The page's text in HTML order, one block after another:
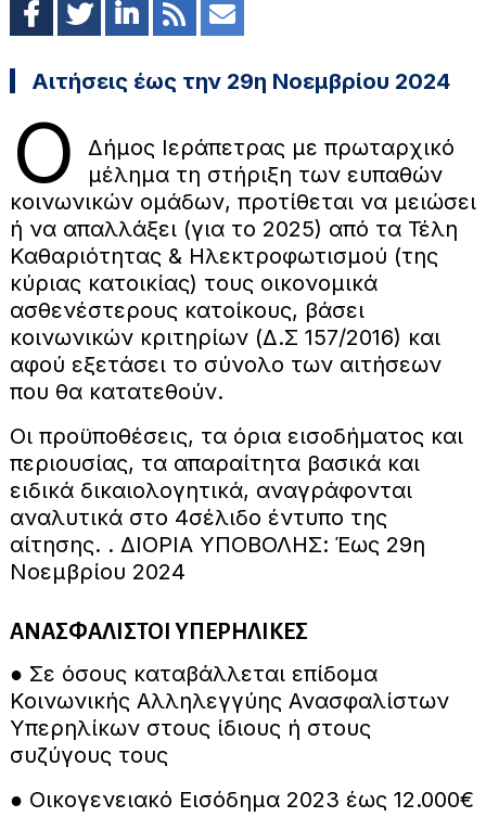
Αιτήσεις έως την 29η Νοεμβρίου 2024
Ο
Δήμος Ιεράπετρας με πρωταρχικό
μέλημα τη στήριξη των ευπαθών
κοινωνικών ομάδων, προτίθεται να μειώσει
ή να απαλλάξει (για το 2025) από τα Τέλη
Καθαριότητας & Ηλεκτροφωτισμού (της
κύριας κατοικίας) τους οικονομικά
ασθενέστερους κατοίκους, βάσει
κοινωνικών κριτηρίων (Δ.Σ 157/2016) και
αφού εξετάσει το σύνολο των αιτήσεων
που θα κατατεθούν.
Οι προϋποθέσεις, τα όρια εισοδήματος και
περιουσίας, τα απαραίτητα βασικά και
ειδικά δικαιολογητικά, αναγράφονται
αναλυτικά στο 4σέλιδο έντυπο της
αίτησης. . ΔΙΟΡΙΑ ΥΠΟΒΟΛΗΣ: Έως 29η
Νοεμβρίου 2024
ΑΝΑΣΦΑΛΙΣΤΟΙ ΥΠΕΡΗΛΙΚΕΣ
● Σε όσους καταβάλλεται επίδομα
Κοινωνικής Αλληλεγγύης Ανασφαλίστων
Υπερηλίκων στους ίδιους ή στους
συζύγους τους
● Οικογενειακό Εισόδημα 2023 έως 12.000€